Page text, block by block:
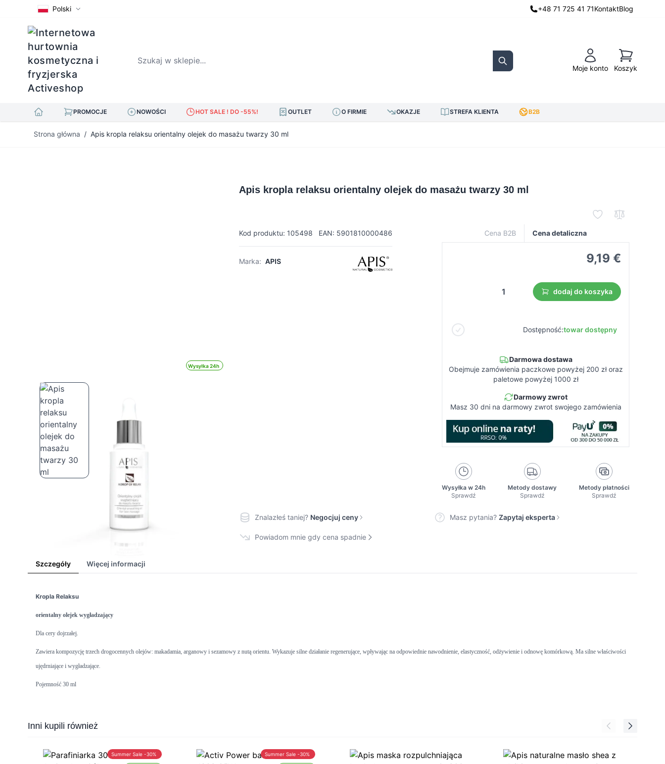
Polski +48 71 725 41 71KontaktBlog
Szukaj w sklepie...
Search Moje konto
Koszyk
Koszyk
PROMOCJE NOWOŚCI HOT SALE ! DO -55%! OUTLET O FIRMIE OKAZJE STREFA KLIENTA B2B
Strona główna / Apis kropla relaksu orientalny olejek do masażu twarzy 30 ml
Wysyłka 24h
Apis kropla relaksu orientalny olejek do masażu twarzy 30 ml
Kod produktu: 105498 EAN: 5901810000486
Marka: APIS
Cena B2B Cena detaliczna
9,19 €
dodaj do koszyka
Dostępność:towar dostępny
Darmowa dostawa
Obejmuje zamówienia paczkowe powyżej 200 zł oraz
paletowe powyżej 1000 zł
Darmowy zwrot
Masz 30 dni na darmowy zwrot swojego zamówienia
Wysyłka w 24h
Sprawdź
Metody dostawy
Sprawdź
Metody płatności
Sprawdź
Znalazłeś taniej? Negocjuj ceny Masz pytania? Zapytaj eksperta
Powiadom mnie gdy cena spadnie
Szczegóły Więcej informacji
Kropla Relaksu
orientalny olejek wygładzający
Dla cery dojrzałej.
Zawiera kompozycję trzech drogocennych olejów: makadamia, arganowy i sezamowy z nutą orientu. Wykazuje silne działanie regenerujące, wpływając na odpowiednie nawodnienie, elastyczność, odżywienie i odnowę komórkową. Ma silne właściwości
ujędrniające i wygładzające.
Pojemność 30 ml
Press to skip carousel
Inni kupili również
Summer Sale -30% Summer Sale -30%